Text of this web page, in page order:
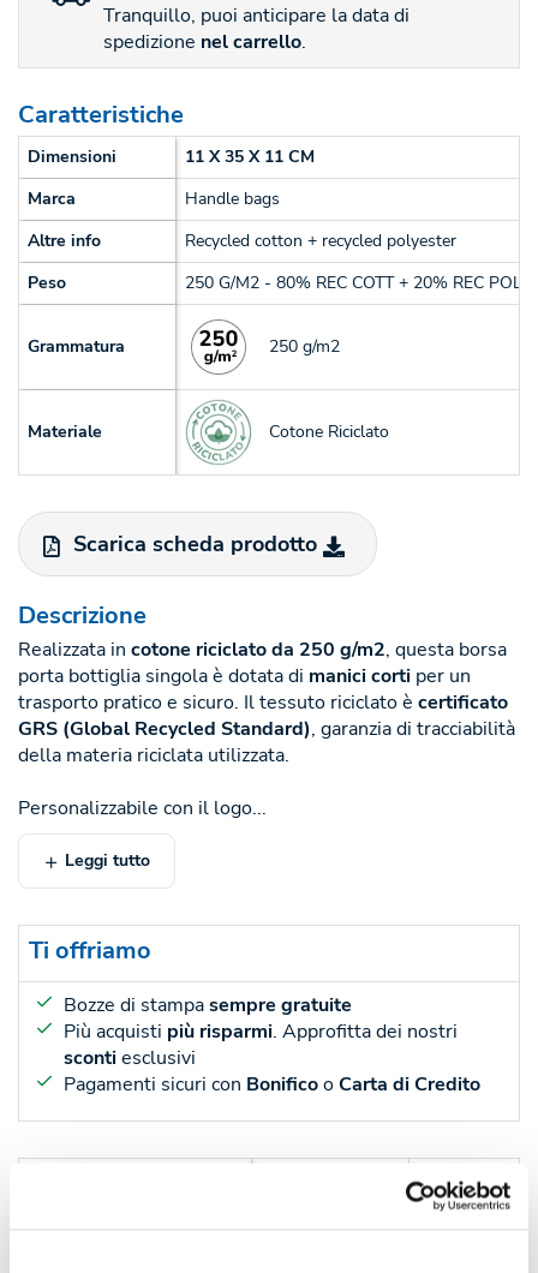
Tranquillo, puoi anticipare la data di
spedizione nel carrello.
Caratteristiche
Dimensioni
11 X 35 X 11 CM
Marca
Handle bags
Altre info
Recycled cotton + recycled polyester
Peso
250 G/M2 - 80% REC COTT + 20% REC
Grammatura 250 g/m2
Materiale Cotone Riciclato
Scarica scheda prodotto
Descrizione
Realizzata in cotone riciclato da 250 g/m2, questa borsa
porta bottiglia singola è dotata di manici corti per un
trasporto pratico e sicuro. Il tessuto riciclato è certificato
GRS (Global Recycled Standard), garanzia di tracciabilità
della materia riciclata utilizzata.
Personalizzabile con il logo...
Leggi tutto
Ti offriamo
Bozze di stampasempre gratuite
Più acquisti più risparmi. Approfitta dei nostri
scontiesclusivi
Pagamenti sicuri con BonificooCarta di Credito
*Prezzo €